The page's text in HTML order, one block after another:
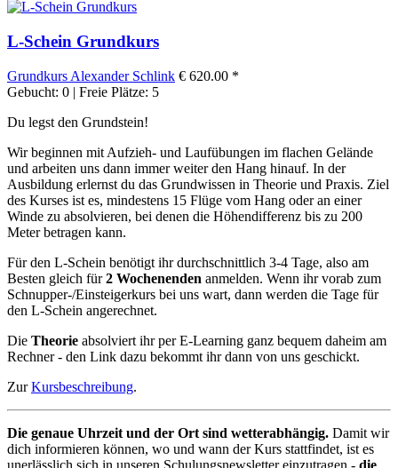
L-Schein Grundkurs
Grundkurs Alexander Schlink € 620.00 *
Gebucht: 0 | Freie Plätze: 5
Du legst den Grundstein!
Wir beginnen mit Aufzieh- und Laufübungen im flachen Gelände
und arbeiten uns dann immer weiter den Hang hinauf. In der
Ausbildung erlernst du das Grundwissen in Theorie und Praxis. Ziel
des Kurses ist es, mindestens 15 Flüge vom Hang oder an einer
Winde zu absolvieren, bei denen die Höhendifferenz bis zu 200
Meter betragen kann.
Für den L-Schein benötigt ihr durchschnittlich 3-4 Tage, also am
Besten gleich für2 Wochenenden anmelden. Wenn ihr vorab zum
Schnupper-/Einsteigerkurs bei uns wart, dann werden die Tage für
den L-Schein angerechnet.
Die Theorie absolviert ihr per E-Learning ganz bequem daheim am
Rechner - den Link dazu bekommt ihr dann von uns geschickt.
ZurKursbeschreibung.
Die genaue Uhrzeit und der Ort sind wetterabhängig. Damit wir
dich informieren können, wo und wann der Kurs stattfindet, ist es
unerlässlich sich in unseren Schulungsnewsletter einzutragen - die